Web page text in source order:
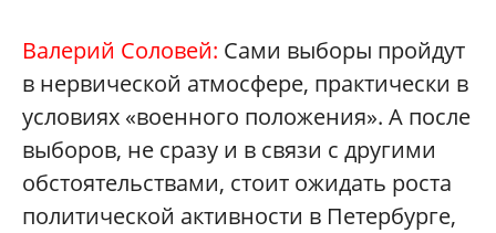
Валерий Соловей: Сами выборы пройдут
в нервической атмосфере, практически в
условиях «военного положения». А после
выборов, не сразу и в связи с другими
обстоятельствами, стоит ожидать роста
политической активности в Петербурге,